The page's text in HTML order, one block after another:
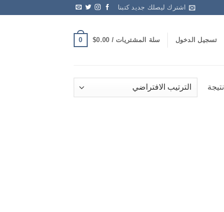
اشترك ليصلك جديد كتبنا
تسجيل الدخول سلة المشتريات / $0.00
0